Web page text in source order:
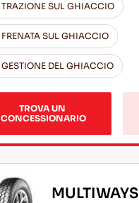
TRAZIONE SUL GHIACCIO
FRENATA SUL GHIACCIO
GESTIONE DEL GHIACCIO
TROVA UN
CONCESSIONARIO